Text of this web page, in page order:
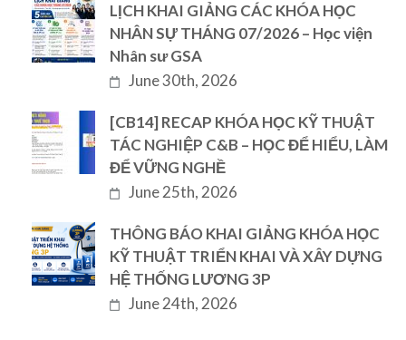
LỊCH KHAI GIẢNG CÁC KHÓA HỌC
NHÂN SỰ THÁNG 07/2026 – Học viện
Nhân sư GSA
June 30th, 2026
[CB14] RECAP KHÓA HỌC KỸ THUẬT
TÁC NGHIỆP C&B – HỌC ĐỂ HIỂU, LÀM
ĐỂ VỮNG NGHỀ
June 25th, 2026
THÔNG BÁO KHAI GIẢNG KHÓA HỌC
KỸ THUẬT TRIỂN KHAI VÀ XÂY DỰNG
HỆ THỐNG LƯƠNG 3P
June 24th, 2026